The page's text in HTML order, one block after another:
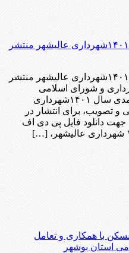
لایحه تعرفه عوارض، درآمدی سال ۱۴۰۱شهرداری عالیشهر منتشر
لایحه تعرفه عوارض، درآمدی سال ۱۴۰۱شهرداری عالیشهر منتشر
و شورای اسلامی
عالیشهر؛ لایحه تعرفه عوارض، درآمدی سال ۱۴۰۱شهرداری
تصویب، برای انتشار در
دانلود فایل پی دی اف
با همکاری و تعامل
استان بوشهر